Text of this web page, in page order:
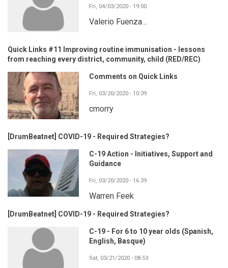
Fri, 04/03/2020 - 19:00
Valerio Fuenza…
Quick Links #11 Improving routine immunisation - lessons
from reaching every district, community, child (RED/REC)
Comments on Quick Links
Fri, 03/20/2020 - 10:39
cmorry
[DrumBeatnet] COVID-19 - Required Strategies?
C-19 Action - Initiatives, Support and
Guidance
Fri, 03/20/2020 - 16:39
Warren Feek
[DrumBeatnet] COVID-19 - Required Strategies?
C-19 - For 6 to 10 year olds (Spanish,
English, Basque)
Sat, 03/21/2020 - 08:53